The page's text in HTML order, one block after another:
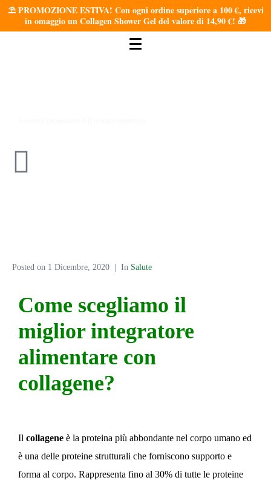
⛱️ PROMOZIONE ESTIVA! Con ogni ordine superiore a 100 €, ricevi
in omaggio un Collagen Shower Gel del valore di 14,90 €! 🎁
Posted on 1 Dicembre, 2020 In Salute
Come scegliamo il
miglior integratore
alimentare con
collagene?
Il collagene è la proteina più abbondante nel corpo umano ed
è una delle proteine ​​strutturali che forniscono supporto e
forma al corpo. Rappresenta fino al 30% di tutte le proteine ​​